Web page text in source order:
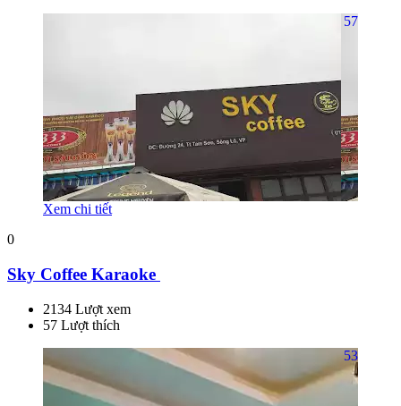
57
Xem chi tiết
0
Sky Coffee Karaoke
2134 Lượt xem
57 Lượt thích
53